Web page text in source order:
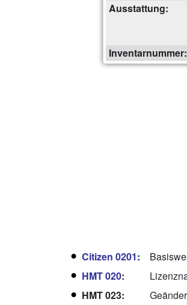
Ausstattung:
Inventarnummer:
Citizen 0201:
HMT 020:
HMT 023: